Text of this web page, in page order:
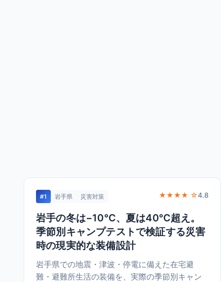
#1 岩手県 災害対策 ★★★★ ☆4.8
岩手の冬は−10℃、夏は40℃超え。
季節別キャンプテストで検証する災害
時の現実的な装備設計
岩手県での地震・津波・停電に備えた在宅避
難・避難所生活の装備を、実際の季節別キャン